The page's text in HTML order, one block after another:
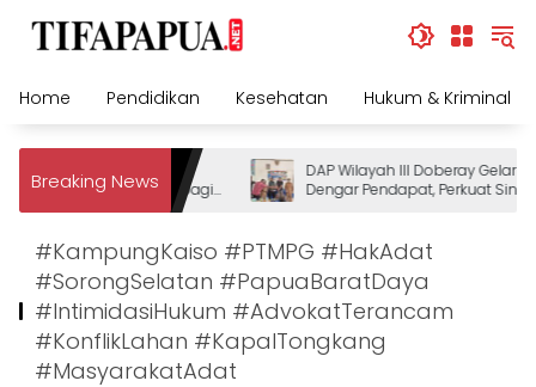
Home
Pendidikan Kesehatan Hukum & Kriminal
Breaking News
Papua Barat Daya
Dermaga bagi
DAP Wilayah III Doberay Gelar
Dengar Pendapat, Perkuat Sinergi
Pemerintah dan Masyarakat Adat
Daya
#KampungKaiso #PTMPG #HakAdat
#SorongSelatan #PapuaBaratDaya
#IntimidasiHukum #AdvokatTerancam
#KonflikLahan #KapalTongkang
#MasyarakatAdat